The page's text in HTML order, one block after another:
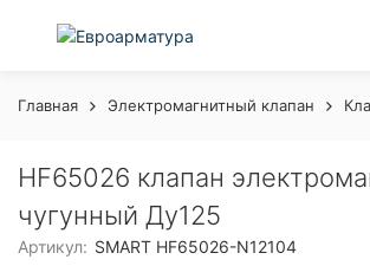
Главная Электромагнитный клапан
HF65026 клапан
чугунный Ду125
Артикул: SMART HF65026-N12104